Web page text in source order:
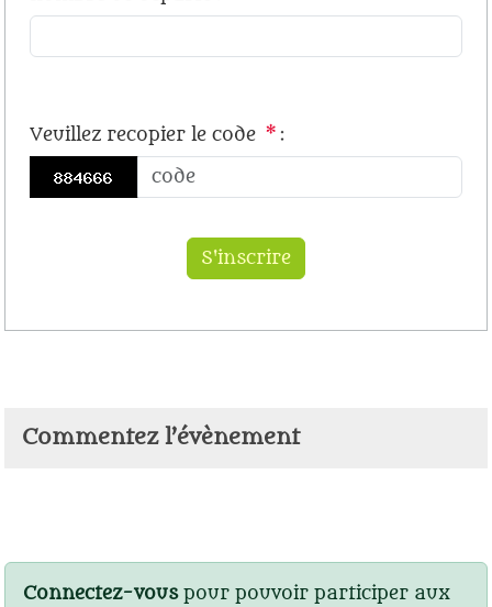
Veuillez recopier le code * :
Commentez l’évènement
Connectez-vouspour pouvoir participer aux